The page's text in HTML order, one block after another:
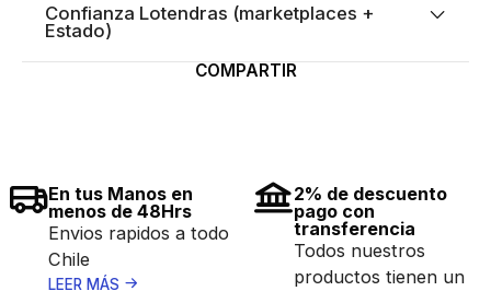
Confianza Lotendras (marketplaces +
Estado)
COMPARTIR
En tus Manos en
menos de 48Hrs
Envios rapidos a todo
Chile
LEER MÁS
2% de descuento
pago con
transferencia
Todos nuestros
productos tienen un